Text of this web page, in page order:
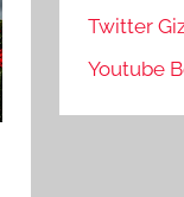
Twitter
Youtube